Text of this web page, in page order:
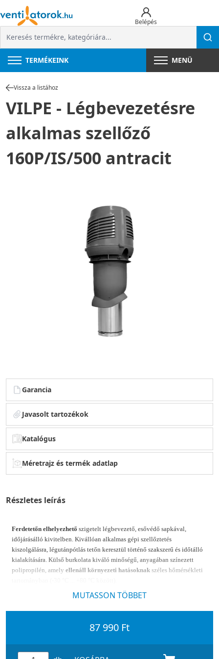
Belépés
TERMÉKEINK MENÜ
Vissza a listához
VILPE - Légbevezetésre
alkalmas szellőző
160P/IS/500 antracit
Garancia
Javasolt tartozékok
Katalógus
Méretrajz és termék adatlap
Részletes leírás
Ferdetetőn elhelyezhető szigetelt légbevezető, esővédő sapkával,
időjárásálló kivitelben. Kivállóan alkalmas gépi szellőztetés
kiszolgálásra, légutánpótlás tetőn keresztül történő szakszerű és időtálló
kialakítására. Külső burkolata kiváló minőségű, anyagában színezett
polipropilén, amely ellenáll környezeti hatásoknak széles hőmérsékleti
Alkalmazás: Családi házak, helyiségeinek szellőztetéséhez szükséges
légutánpótlására, tetőn keresztül egy atetőfedésnek megfelelő, külön
Tető feletti magasság: kb. 500 mm.
MUTASSON TÖBBET
87 990 Ft